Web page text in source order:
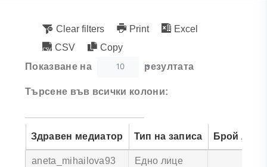
Clear filters Print
Excel
CSV
Copy
Показване на
10 резултата
Търсене във всички колони:
Здравен медиатор Тип на записа Брой лица
aneta_mihailova93 Едно лице